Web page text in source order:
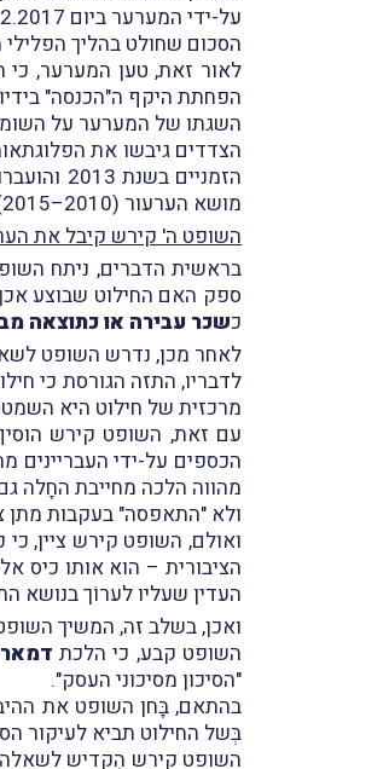
על-ידי המערער ביום 9.2.2017 בעברה בנקאית לקרן החילוט.
הסכום שחולט בהליך הפלילי הגיע לכדי 74% מסך תוספת
לאור זאת, טען המערער, כי
הפחתת היקף ה"הכנסה"
השגתו של המערער על
הצדדים גיבשו את
מושא הערעור (2010–2015), בשנת-המס 2016 שבהּ נחתם הֶסדר הטיעון או בשנת-המס 2017 שבהּ ניתן גזר הדין והועברו הכספים לקרן החילוט?
השופט ה' קירש קיבל את
בראשית הדברים, ניתח
ספק האם החילוט שבוצע אכן
כשכר עבירה או כתוצאה
לאחר מכן, נדרש השופט
לדבריו, התזה הגורסת כי
מרכזית של חילוט היא
עם זאת, השופט קירש
הכספים על-ידי העבריינים
מהווה הלכה מחייבת החָלה
ולא "התאפסה" בעקבות מתן
ואולם, השופט קירש ציין,
הציבורית – הוא אותו כיס
העדין שעליו לערוֹך בנושא
ואכן, בשלב זה, המשיך
השופט קבע, כי הלכת
"הסיכון מסיכוני העסק".
בהתאם, בָּחן השופט את
בְּשל החילוט תביא לעיקור